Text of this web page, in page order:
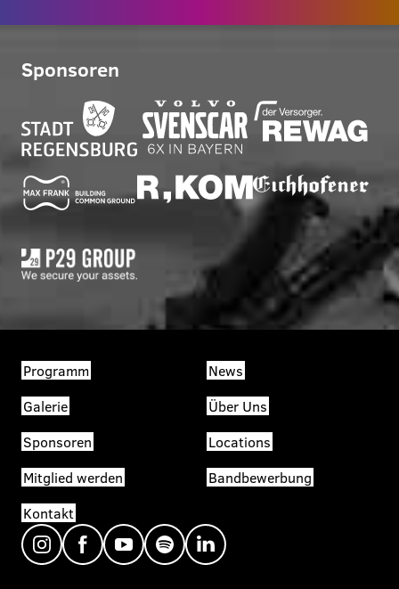
Sponsoren
Programm
News
Galerie
Über Uns
Sponsoren
Locations
Mitglied werden
Bandbewerbung
Kontakt